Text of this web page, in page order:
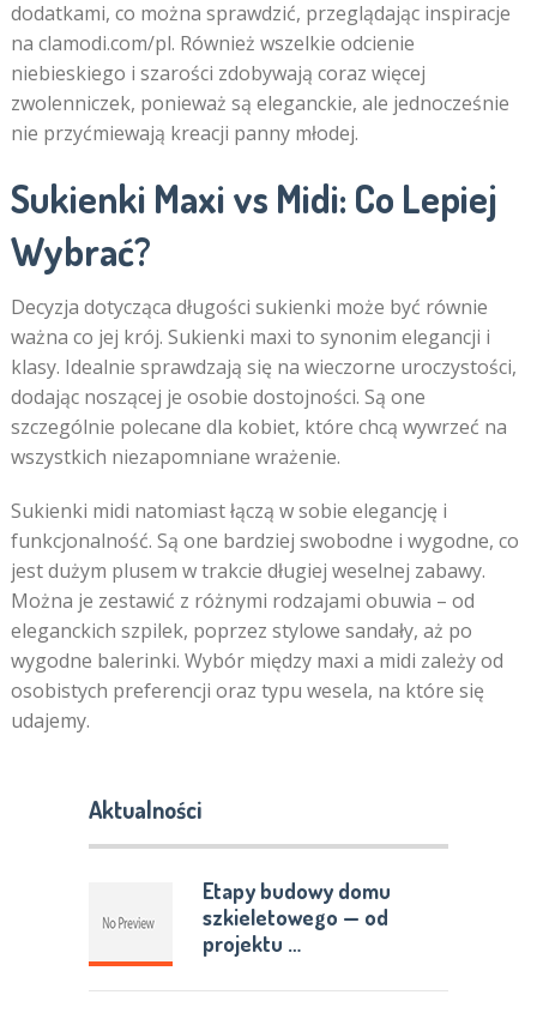
dodatkami, co można sprawdzić, przeglądając inspiracje
na clamodi.com/pl. Również wszelkie odcienie
niebieskiego i szarości zdobywają coraz więcej
zwolenniczek, ponieważ są eleganckie, ale jednocześnie
nie przyćmiewają kreacji panny młodej.
Sukienki Maxi vs Midi: Co Lepiej
Wybrać?
Decyzja dotycząca długości sukienki może być równie
ważna co jej krój. Sukienki maxi to synonim elegancji i
klasy. Idealnie sprawdzają się na wieczorne uroczystości,
dodając noszącej je osobie dostojności. Są one
szczególnie polecane dla kobiet, które chcą wywrzeć na
wszystkich niezapomniane wrażenie.
Sukienki midi natomiast łączą w sobie elegancję i
funkcjonalność. Są one bardziej swobodne i wygodne, co
jest dużym plusem w trakcie długiej weselnej zabawy.
Można je zestawić z różnymi rodzajami obuwia – od
eleganckich szpilek, poprzez stylowe sandały, aż po
wygodne balerinki. Wybór między maxi a midi zależy od
osobistych preferencji oraz typu wesela, na które się
udajemy.
Aktualności
Etapy budowy domu
szkieletowego — od
projektu …